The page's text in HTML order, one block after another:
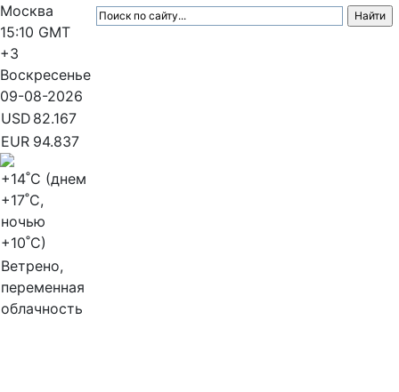
Москва
15:10 GMT
+3
Воскресенье
09-08-2026
USD 82.167
EUR 94.837
+14˚C (днем
+17˚C,
ночью
+10˚C)
Ветрено,
переменная
облачность